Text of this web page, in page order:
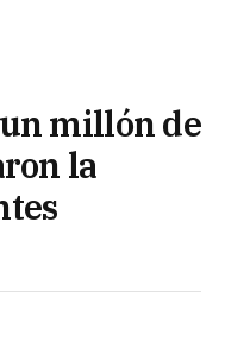
millón de
la